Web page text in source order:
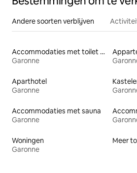
Andere soorten verblijven
Accommodaties met toilet op toegankelijke hoogte
Garonne
Aparthotel
Garonne
Accommodaties met sauna
Garonne
Woningen
Garonne
Meer